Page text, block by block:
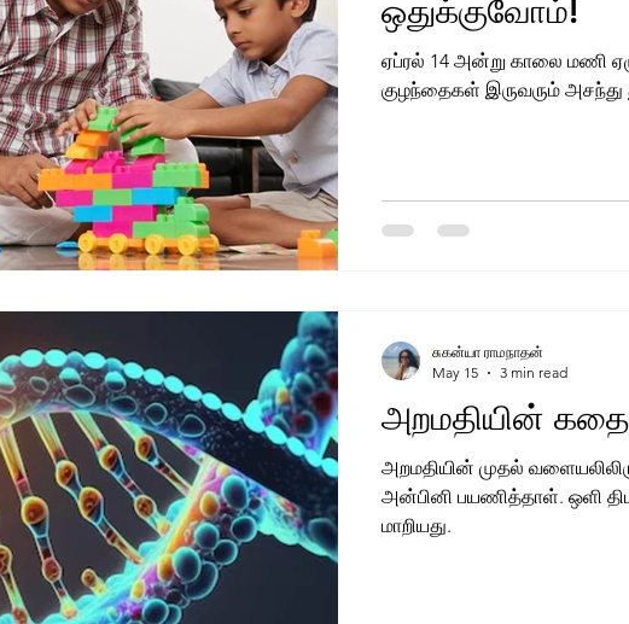
ஒதுக்குவோம்!
ஏப்ரல் 14 அன்று காலை மணி
குழந்தைகள் இருவரும்
அறமதியின்
அறமதியின் முதல்
அன்பினி பயணித்தாள். ஒளி
மாறியது.
சுகன்யா ராமநாதன்
May 15
3 min read